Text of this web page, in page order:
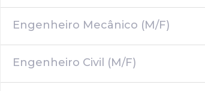
Engenheiro Mecânico (M/F)
Engenheiro Civil (M/F)